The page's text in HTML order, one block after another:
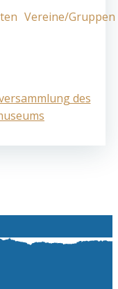
Vereine/Gruppen
des